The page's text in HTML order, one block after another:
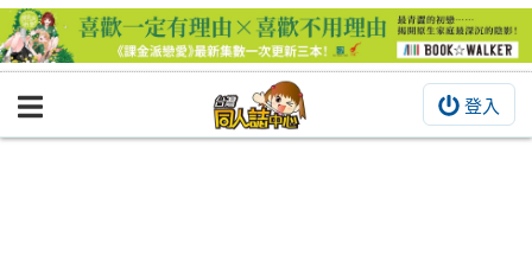
登入
BOOKY書集倉庫